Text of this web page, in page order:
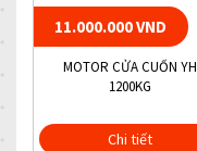
11.000.000 VND
MOTOR CỬA CUỐN YH
1200KG
Chi tiết